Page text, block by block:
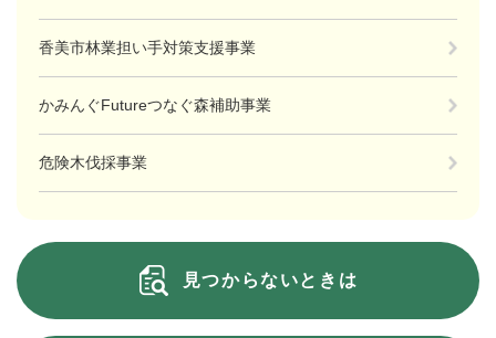
香美市林業担い手対策支援事業
かみんぐFutureつなぐ森補助事業
危険木伐採事業
見つからないときは